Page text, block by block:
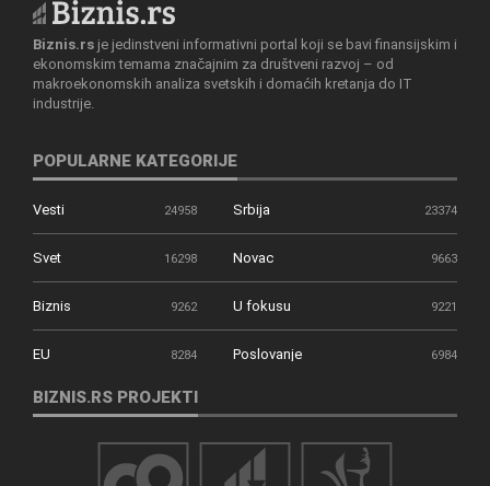
Biznis.rs je jedinstveni informativni portal koji se bavi finansijskim i
ekonomskim temama značajnim za društveni razvoj – od
makroekonomskih analiza svetskih i domaćih kretanja do IT
industrije.
POPULARNE KATEGORIJE
Vesti 24958 Srbija 23374
Svet 16298 Novac 9663
Biznis 9262 U fokusu 9221
EU 8284 Poslovanje 6984
BIZNIS.RS PROJEKTI